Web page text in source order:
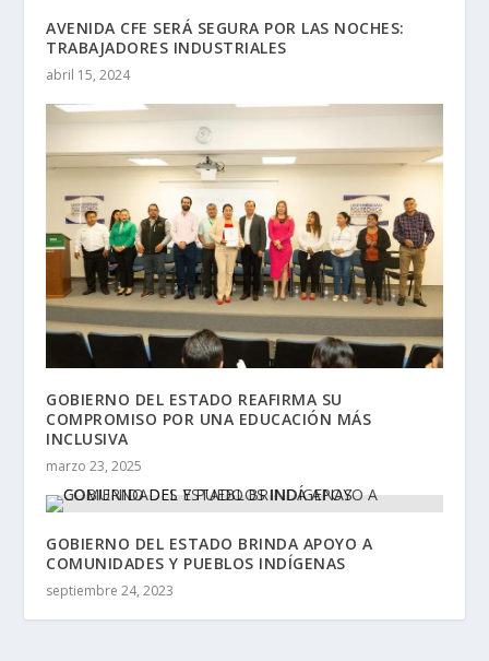
AVENIDA CFE SERÁ SEGURA POR LAS NOCHES:
TRABAJADORES INDUSTRIALES
abril 15, 2024
GOBIERNO DEL ESTADO REAFIRMA SU
COMPROMISO POR UNA EDUCACIÓN MÁS
INCLUSIVA
marzo 23, 2025
GOBIERNO DEL ESTADO BRINDA APOYO A
COMUNIDADES Y PUEBLOS INDÍGENAS
septiembre 24, 2023